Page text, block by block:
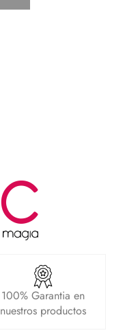
100% Garantia en
nuestros productos